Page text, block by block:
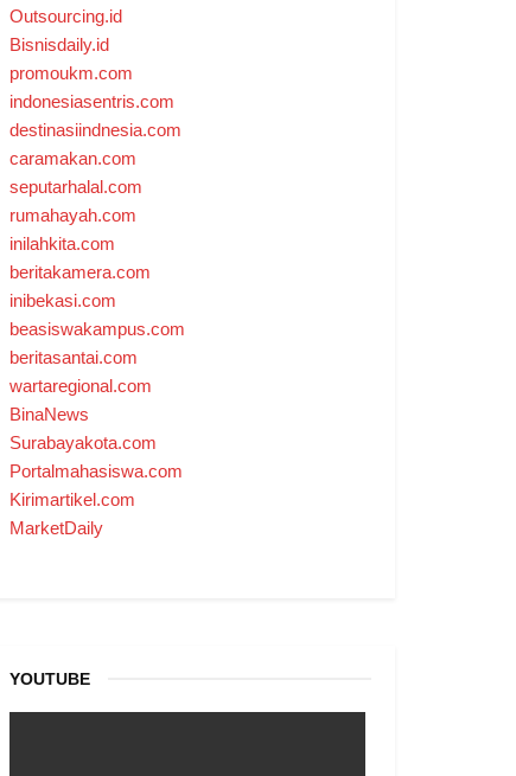
Outsourcing.id
Bisnisdaily.id
promoukm.com
indonesiasentris.com
destinasiindnesia.com
caramakan.com
seputarhalal.com
rumahayah.com
inilahkita.com
beritakamera.com
inibekasi.com
beasiswakampus.com
beritasantai.com
wartaregional.com
BinaNews
Surabayakota.com
Portalmahasiswa.com
Kirimartikel.com
MarketDaily
YOUTUBE